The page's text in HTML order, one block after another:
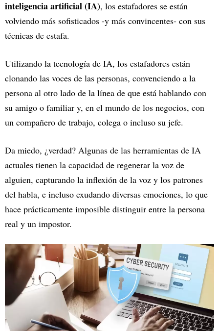
inteligencia artificial (IA), los estafadores se están
volviendo más sofisticados -y más convincentes- con sus
técnicas de estafa.
Utilizando la tecnología de IA, los estafadores están
clonando las voces de las personas, convenciendo a la
persona al otro lado de la línea de que está hablando con
su amigo o familiar y, en el mundo de los negocios, con
un compañero de trabajo, colega o incluso su jefe.
Da miedo, ¿verdad? Algunas de las herramientas de IA
actuales tienen la capacidad de regenerar la voz de
alguien, capturando la inflexión de la voz y los patrones
del habla, e incluso exudando diversas emociones, lo que
hace prácticamente imposible distinguir entre la persona
real y un impostor.